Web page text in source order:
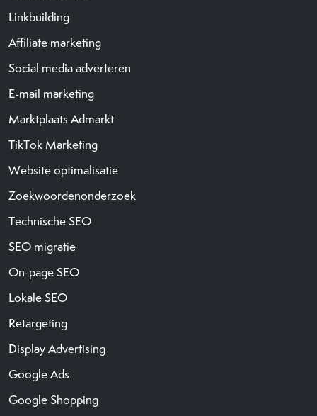
Linkbuilding
Affiliate marketing
Social media adverteren
E-mail marketing
Marktplaats Admarkt
TikTok Marketing
Website optimalisatie
Zoekwoordenonderzoek
Technische SEO
SEO migratie
On-page SEO
Lokale SEO
Retargeting
Display Advertising
Google Ads
Google Shopping